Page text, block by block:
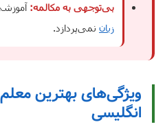
بی‌توجهی به مکالمه:
زبان نمی‌پردازد.
ویژگی‌های بهترین
انگلیسی